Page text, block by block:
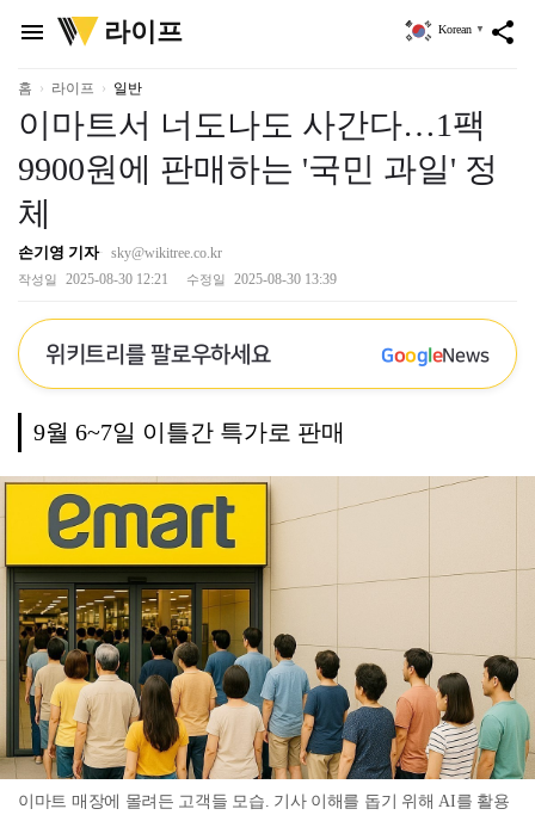
menu
위
키
리
라이프 share
Korean ▼
홈 라이프 일반
이마트서 너도나도 사간다…1팩
9900원에 판매하는 '국민 과일' 정
체
손기영 기자 sky@wikitree.co.kr
작성일 2025-08-30 12:21 수정일 2025-08-30 13:39
위키트리를 팔로우하세요 GoogleNews
9월 6~7일 이틀간 특가로 판매
이마트 매장에 몰려든 고객들 모습. 기사 이해를 돕기 위해 AI를 활용